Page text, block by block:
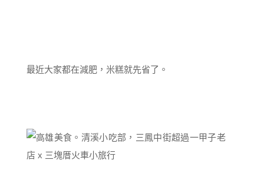
最近大家都在減肥，米糕就先省了。